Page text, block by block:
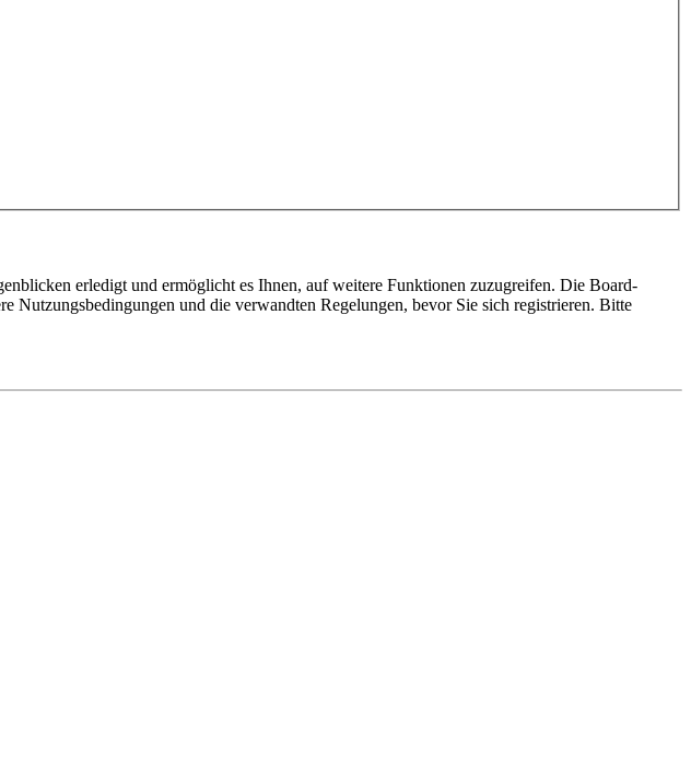
erledigt und ermöglicht es Ihnen, auf weitere Funktionen zuzugreifen. Die Board-
Nutzungsbedingungen und die verwandten Regelungen, bevor Sie sich registrieren. Bitte